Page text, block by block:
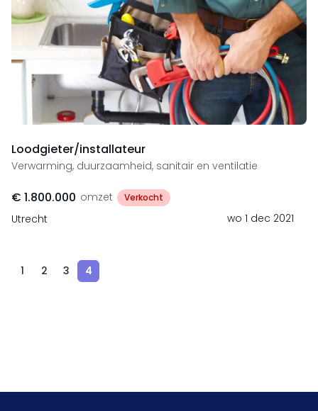
Loodgieter/installateur
Verwarming, duurzaamheid, sanitair en ventilatie
€ 1.800.000 omzet Verkocht
Utrecht wo 1 dec 2021
1 2 3 4